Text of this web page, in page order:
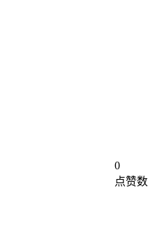
0
点赞数